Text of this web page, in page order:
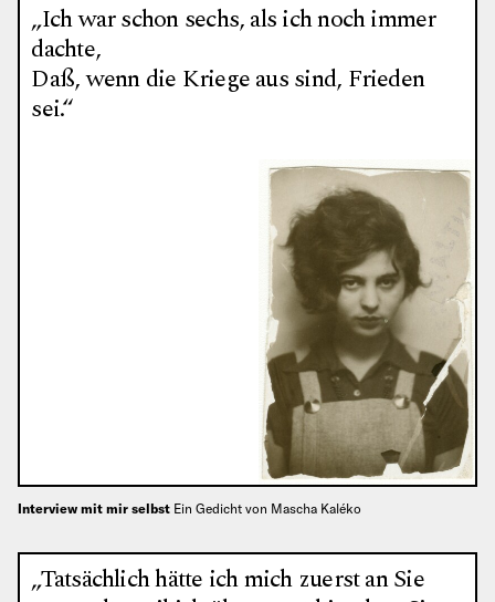
„Ich war schon sechs, als ich noch immer
dachte,
Daß, wenn die Kriege aus sind, Frieden
sei.“
Interview mit mir selbst Ein Gedicht von Mascha Kaléko
„Tatsächlich hätte ich mich zuerst an Sie